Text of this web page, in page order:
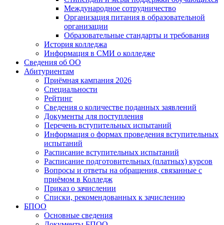
Международное сотрудничество
Организация питания в образовательной
организации
Образовательные стандарты и требования
История колледжа
Информация в СМИ о колледже
Сведения об ОО
Абитуриентам
Приёмная кампания 2026
Специальности
Рейтинг
Сведения о количестве поданных заявлений
Документы для поступления
Перечень вступительных испытаний
Информация о формах проведения вступительных
испытаний
Расписание вступительных испытаний
Расписание подготовительных (платных) курсов
Вопросы и ответы на обращения, связанные с
приёмом в Колледж
Приказ о зачислении
Списки, рекомендованных к зачислению
БПОО
Основные сведения